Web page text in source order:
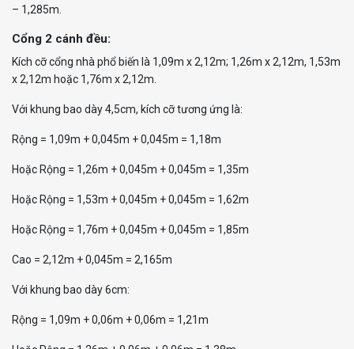
– 1,285m.
Cổng 2 cánh đều:
Kích cỡ cổng nhà phổ biến là 1,09m x 2,12m; 1,26m x 2,12m, 1,53m
x 2,12m hoặc 1,76m x 2,12m.
Với khung bao dày 4,5cm, kích cỡ tương ứng là:
Rộng = 1,09m + 0,045m + 0,045m = 1,18m
Hoặc Rộng = 1,26m + 0,045m + 0,045m = 1,35m
Hoặc Rộng = 1,53m + 0,045m + 0,045m = 1,62m
Hoặc Rộng = 1,76m + 0,045m + 0,045m = 1,85m
Cao = 2,12m + 0,045m = 2,165m
Với khung bao dày 6cm:
Rộng = 1,09m + 0,06m + 0,06m = 1,21m